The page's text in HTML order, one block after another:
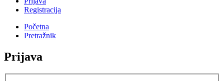
Registracija
Početna
Pretražnik
Prijava